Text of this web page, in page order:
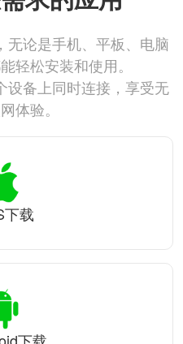
无论是手机、平板、电脑
轻松安装和使用。
设备上同时连接，享受无
体验。
下载
下载